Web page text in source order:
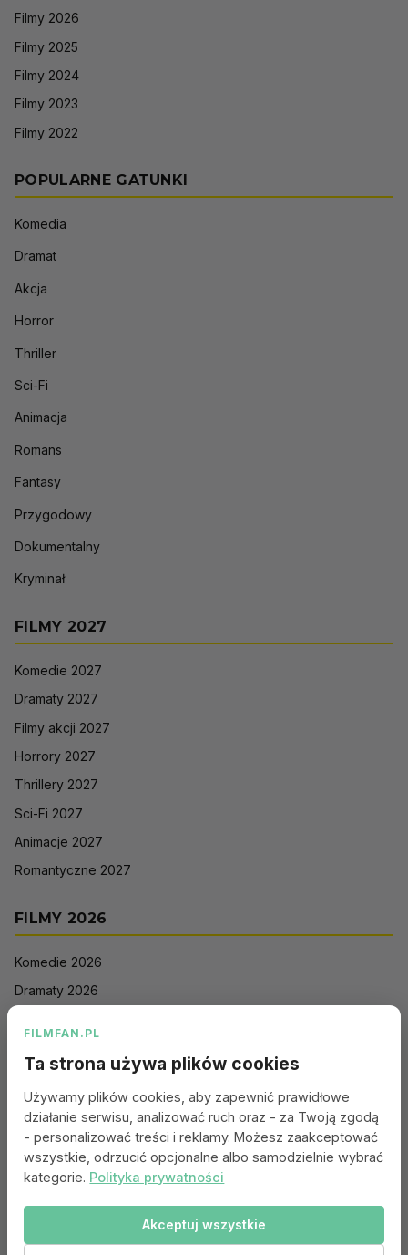
Filmy 2026
Filmy 2025
Filmy 2024
Filmy 2023
Filmy 2022
POPULARNE GATUNKI
Komedia
Dramat
Akcja
Horror
Thriller
Sci-Fi
Animacja
Romans
Fantasy
Przygodowy
Dokumentalny
Kryminał
FILMY 2027
Komedie 2027
Dramaty 2027
Filmy akcji 2027
Horrory 2027
Thrillery 2027
Sci-Fi 2027
Animacje 2027
Romantyczne 2027
FILMY 2026
Komedie 2026
Dramaty 2026
Sci-Fi 2026
Animacje 2026
Romantyczne 2026
Portal:
FILMFAN.PL
Ta strona używa plików cookies
Używamy plików cookies, aby zapewnić prawidłowe
działanie serwisu, analizować ruch oraz - za Twoją zgodą
- personalizować treści i reklamy. Możesz zaakceptować
wszystkie, odrzucić opcjonalne albo samodzielnie wybrać
kategorie. Polityka prywatności
Akceptuj wszystkie